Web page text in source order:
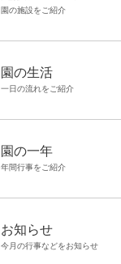
園の施設をご紹介
園の生活
一日の流れをご紹介
園の一年
年間行事をご紹介
お知らせ
今月の行事などをお知らせ